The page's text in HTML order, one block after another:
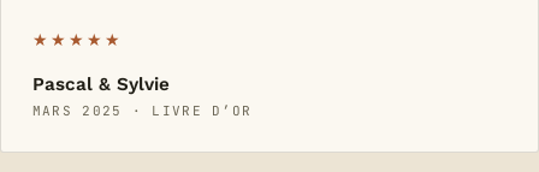
★★★★★
Pascal & Sylvie
MARS 2025 · LIVRE D’OR